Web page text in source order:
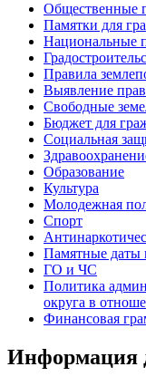
Общественные
Памятки для
Национальные
Правила
Выявление
Свободные
Бюджет для
Социальная
Образование
Культура
Молодежная
Спорт
Памятные даты
ГО и ЧС
Политика
округа в
Финансовая
Информация